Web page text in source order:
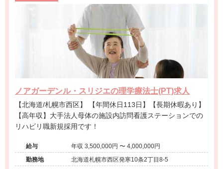
ノアガーデンル・スリジエの理学療法士(PT)求人
【北海道/札幌市西区】 【年間休日113日】【長期休暇あり】
【高年収】大手法人母体の施設内訪問看護ステーションでの
リハビリ職新規採用です！
給与
年収 3,500,000円 〜 4,000,000円
勤務地
北海道札幌市西区発寒10条2丁目8-5